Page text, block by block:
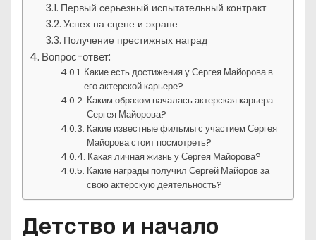
Первый серьезный испытательный контракт
Успех на сцене и экране
Получение престижных наград
Вопрос-ответ:
Какие есть достижения у Сергея Майорова в
его актерской карьере?
Каким образом началась актерская карьера
Сергея Майорова?
Какие известные фильмы с участием Сергея
Майорова стоит посмотреть?
Какая личная жизнь у Сергея Майорова?
Какие награды получил Сергей Майоров за
свою актерскую деятельность?
Детство и начало